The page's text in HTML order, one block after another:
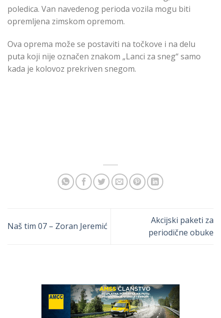
poledica. Van navedenog perioda vozila mogu biti
opremljena zimskom opremom.
Ova oprema može se postaviti na točkove i na delu
puta koji nije označen znakom „Lanci za sneg“ samo
kada je kolovoz prekriven snegom.
Naš tim 07 – Zoran Jeremić
Akcijski paketi za
periodične obuke